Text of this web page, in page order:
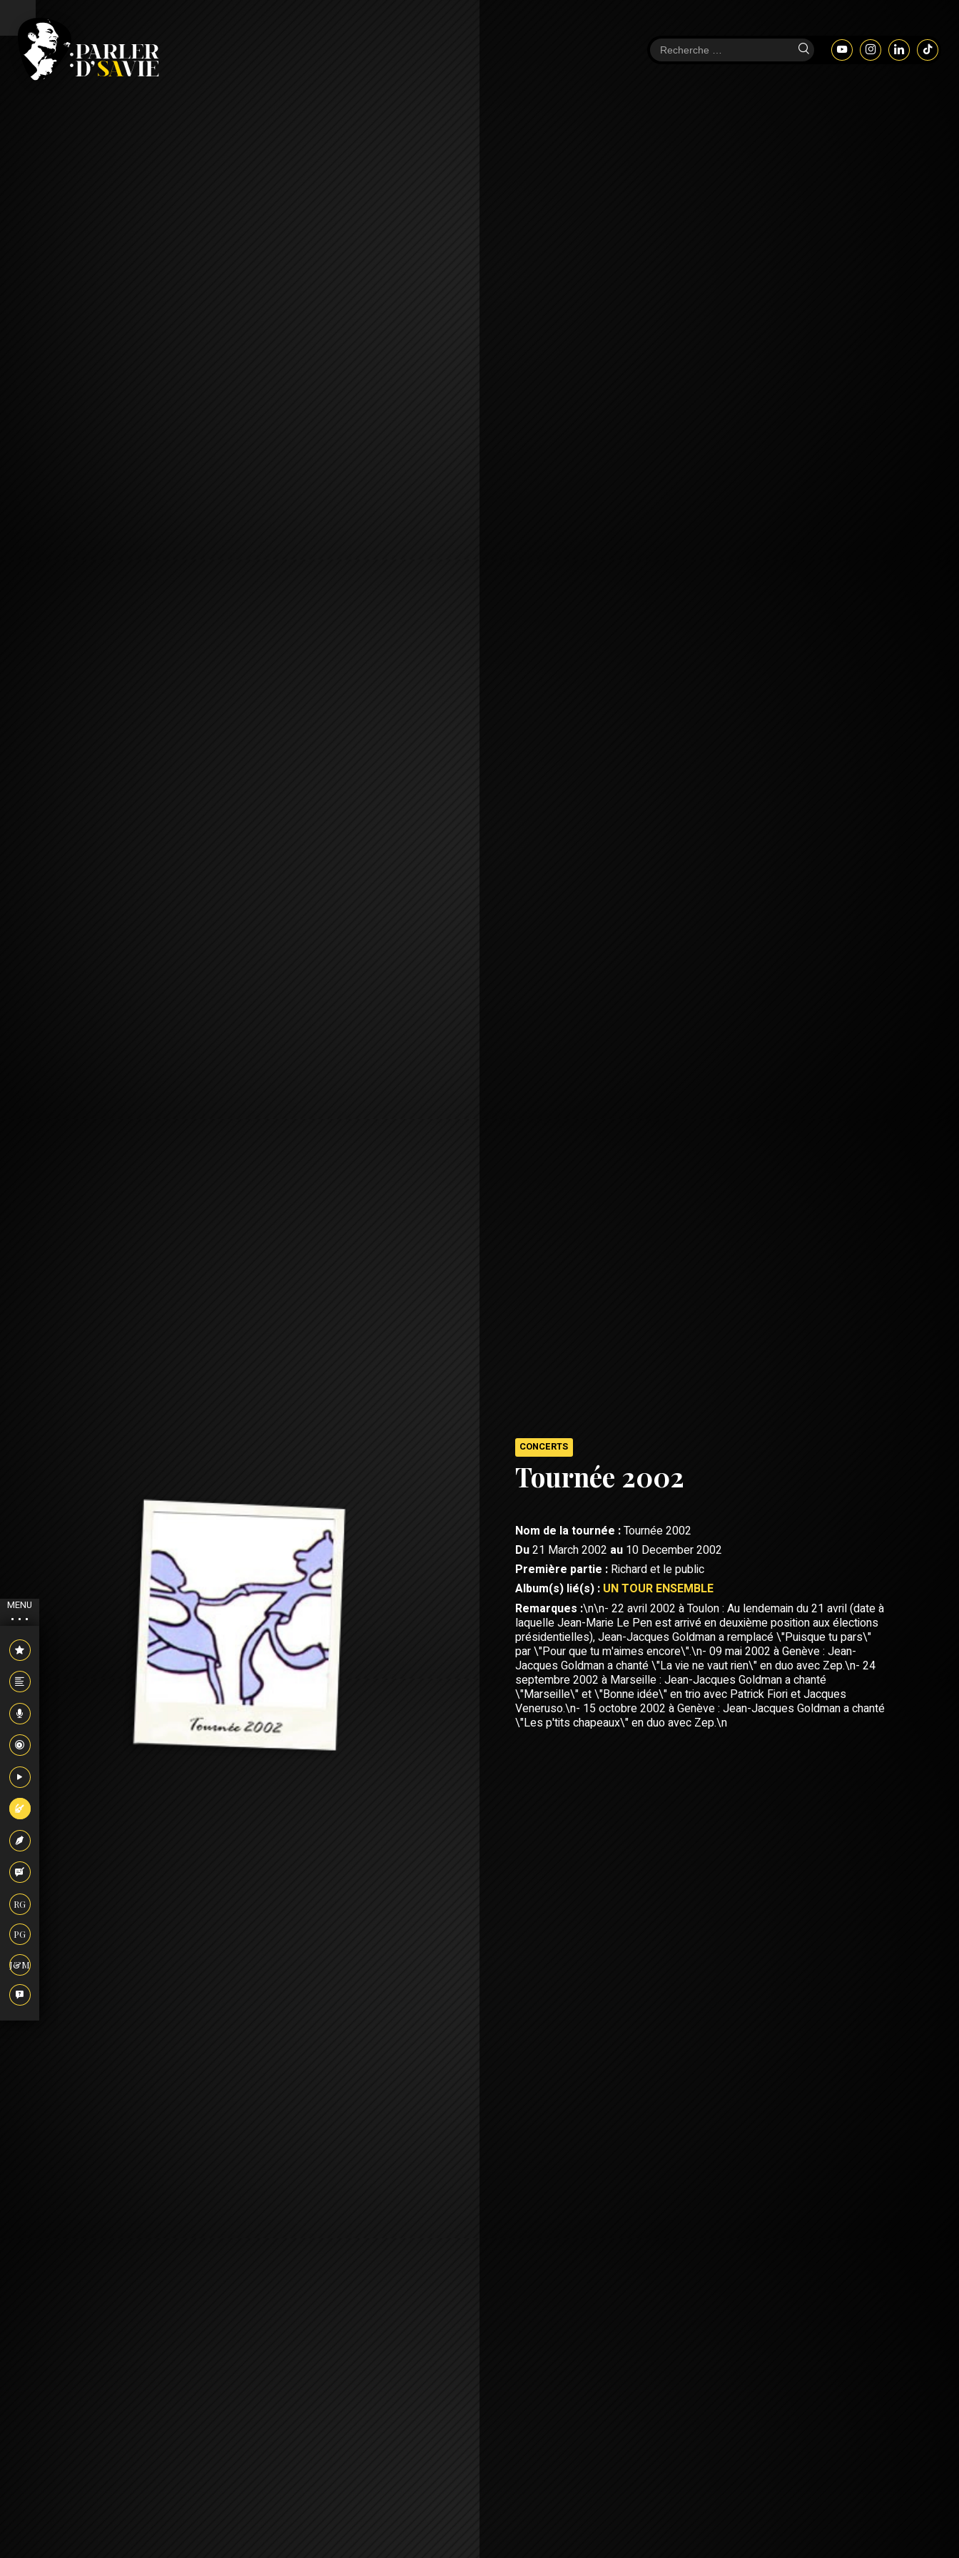
MENU
RG
PG
J&M
CONCERTS
Tournée 2002
Nom de la tournée :Tournée 2002
Du21 March 2002 au 10 December 2002
Première partie : Richard et le public
Album(s) lié(s) : UN TOUR ENSEMBLE
Remarques :\n\n- 22 avril 2002 à Toulon : Au lendemain du 21 avril (date à
laquelle Jean-Marie Le Pen est arrivé en deuxième position aux élections
présidentielles), Jean-Jacques Goldman a remplacé \"Puisque tu pars\"
par \"Pour que tu m'aimes encore\".\n- 09 mai 2002 à Genève : Jean-
Jacques Goldman a chanté \"La vie ne vaut rien\" en duo avec Zep.\n- 24
septembre 2002 à Marseille : Jean-Jacques Goldman a chanté
\"Marseille\" et \"Bonne idée\" en trio avec Patrick Fiori et Jacques
Veneruso.\n- 15 octobre 2002 à Genève : Jean-Jacques Goldman a chanté
\"Les p'tits chapeaux\" en duo avec Zep.\n